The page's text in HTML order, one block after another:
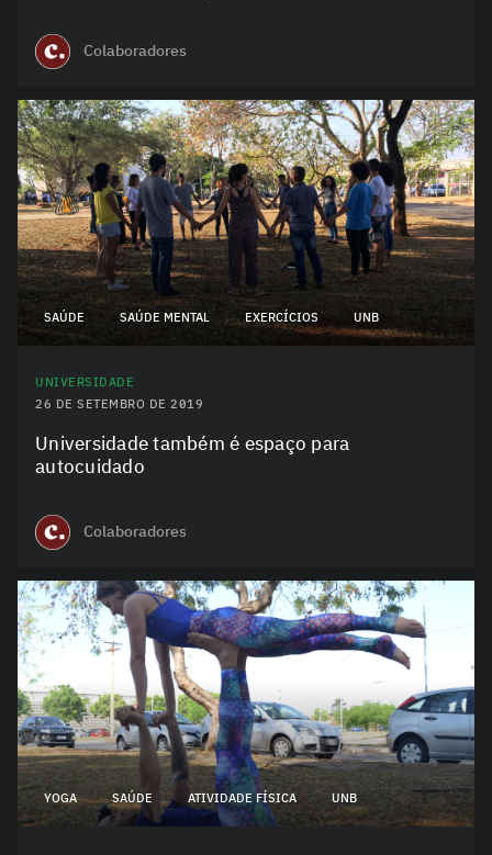
Colaboradores
SAÚDE SAÚDE MENTAL EXERCÍCIOS UNB
UNIVERSIDADE
26 DE SETEMBRO DE 2019
Universidade também é espaço para
autocuidado
Colaboradores
YOGA SAÚDE ATIVIDADE FÍSICA UNB